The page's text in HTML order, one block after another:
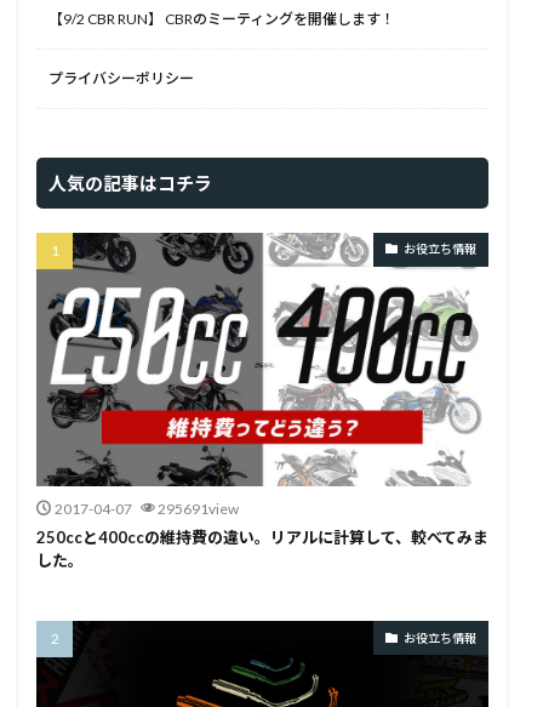
【9/2 CBR RUN】 CBRのミーティングを開催します！
プライバシーポリシー
人気の記事はコチラ
お役立ち情報
2017-04-07 295691view
250ccと400ccの維持費の違い。リアルに計算して、較べてみま
した。
お役立ち情報